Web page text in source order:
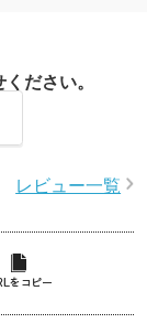
ださい。
レビュー一覧